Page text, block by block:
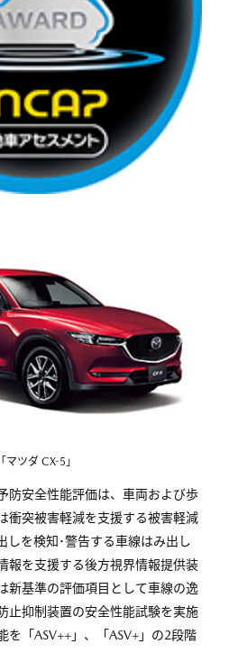
「マツダ CX-5」
防安全性能評価は、車両および歩
衝突被害軽減を支援する被害軽減
しを検知･警告する車線はみ出し
報を支援する後方視界情報提供装
新基準の評価項目として車線の逸
止抑制装置の安全性能試験を実施
を「ASV++」、「ASV+」の2段階